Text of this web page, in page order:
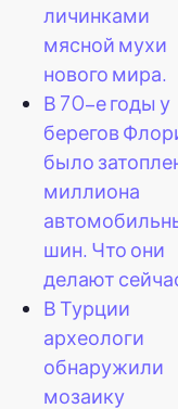
личинками
мясной мухи
нового мира.
В 70-е годы у
берегов
было
миллиона
шин. Что они
делают
В Турции
археологи
обнаружили
мозаику